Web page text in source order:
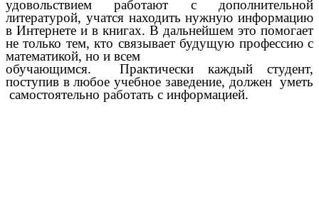
удовольствием работают с дополнительной
литературой, учатся находить нужную информацию
в Интернете и в книгах. В дальнейшем это помогает
не только тем, кто связывает будущую профессию с
математикой, но и всем
обучающимся. Практически каждый студент,
поступив в любое учебное заведение, должен уметь
самостоятельно работать с информацией.